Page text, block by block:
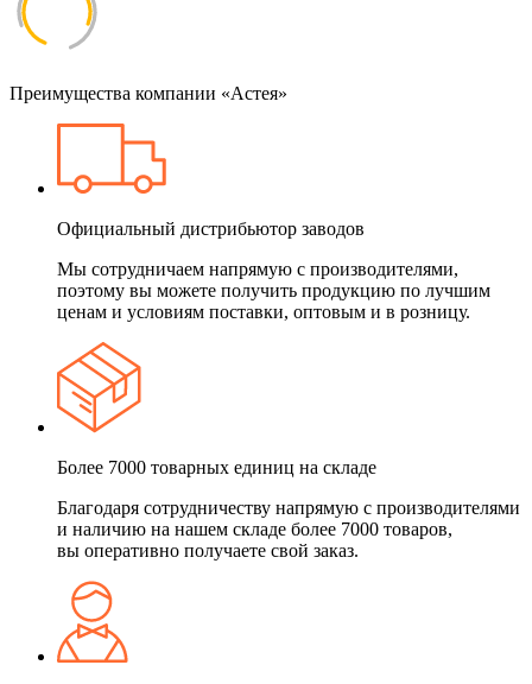
Преимущества компании «Астея»
Официальный дистрибьютор заводов
Мы сотрудничаем напрямую с производителями,
поэтому вы можете получить продукцию по лучшим
ценам и условиям поставки, оптовым и в розницу.
Более 7000 товарных единиц на складе
Благодаря сотрудничеству напрямую с производителями
и наличию на нашем складе более 7000 товаров,
вы оперативно получаете свой заказ.